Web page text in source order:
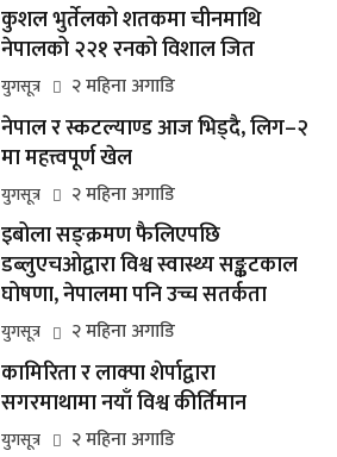
कुशल भुर्तेलको शतकमा चीनमाथि
नेपालको २२१ रनको विशाल जित
युगसूत्र २ महिना अगाडि
नेपाल र स्कटल्याण्ड आज भिड्दै, लिग–२
मा महत्त्वपूर्ण खेल
युगसूत्र २ महिना अगाडि
इबोला सङ्क्रमण फैलिएपछि
डब्लुएचओद्वारा विश्व स्वास्थ्य सङ्कटकाल
घोषणा, नेपालमा पनि उच्च सतर्कता
युगसूत्र २ महिना अगाडि
कामिरिता र लाक्पा शेर्पाद्वारा
सगरमाथामा नयाँ विश्व कीर्तिमान
युगसूत्र २ महिना अगाडि